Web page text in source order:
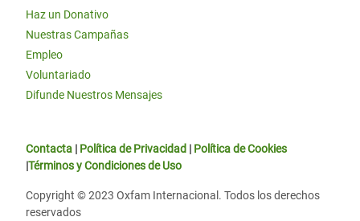
Haz un Donativo
Nuestras Campañas
Empleo
Voluntariado
Difunde Nuestros Mensajes
Contacta | Política de Privacidad | Política de Cookies
|Términos y Condiciones de Uso
Copyright © 2023 Oxfam Internacional. Todos los derechos
reservados